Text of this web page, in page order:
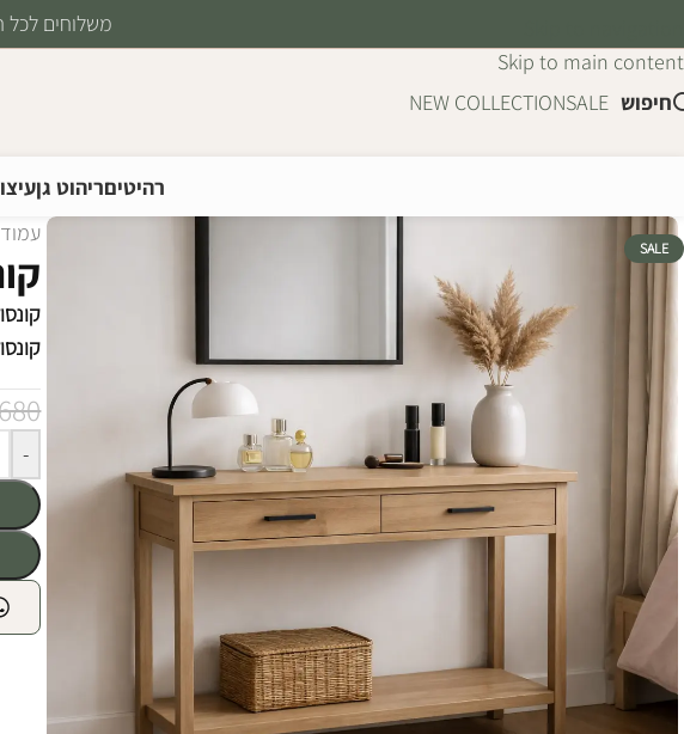
Skip to main content
משלוחים לכל
חיפוש SALE
NEW COLLECTION
רהיטיםריהוט גן
SALE
קונסולה
-